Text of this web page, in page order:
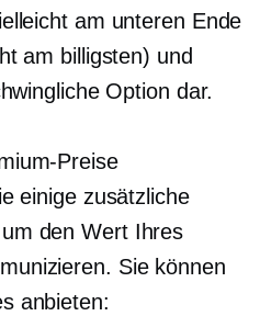
am unteren Ende
am billigsten) und
Option dar.
Preise
einige zusätzliche
den Wert Ihres
Sie können
anbieten: